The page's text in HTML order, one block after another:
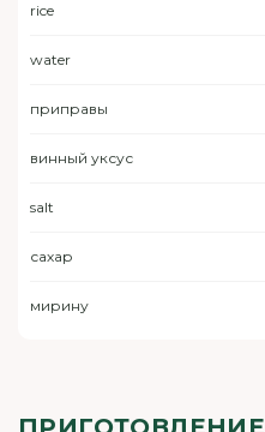
rice
water
приправы
винный уксус
salt
сахар
мирину